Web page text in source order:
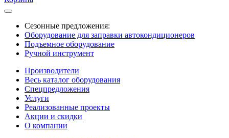
Сезонные предложения:
Оборудование для заправки автокондиционеров
Подъемное оборудование
Ручной инструмент
Производители
Весь каталог оборудования
Спецпредложения
Услуги
Реализованные проекты
Акции и скидки
О компании